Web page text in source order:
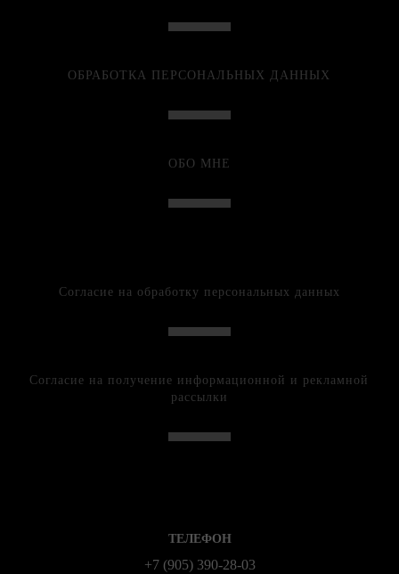
ОБРАБОТКА ПЕРСОНАЛЬНЫХ ДАННЫХ
ОБО МНЕ
Согласие на обработку персональных данных
Согласие на получение информационной и рекламной
рассылки
ТЕЛЕФОН
+7 (905) 390-28-03